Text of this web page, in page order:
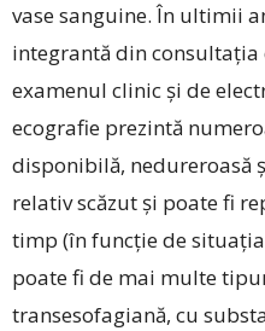
vase sanguine. În ultimii
integrantă din
examenul clinic și de
ecografie prezintă
disponibilă, nedureroasă
relativ scăzut și poate fi
timp (în funcție de
poate fi de mai multe
transesofagiană, cu